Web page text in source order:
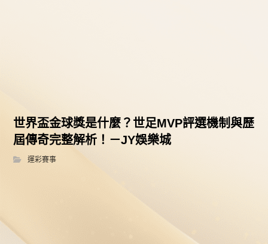
世界盃金球獎是什麼？世足MVP評選機制與歷
屆傳奇完整解析！－JY娛樂城
運彩賽事